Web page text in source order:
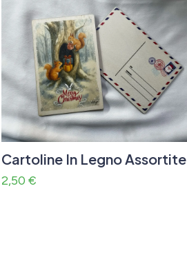
Cartoline In Legno Assortite
2,50 €